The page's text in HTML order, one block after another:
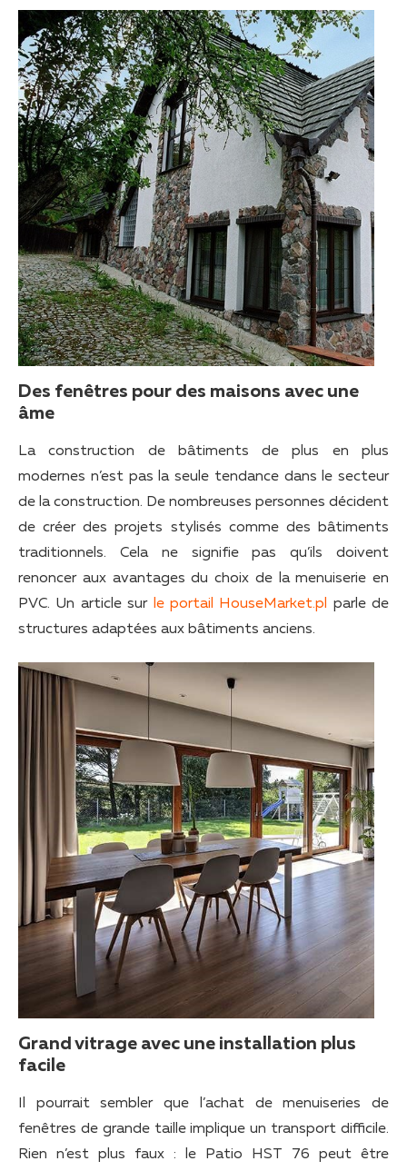
Des fenêtres pour des maisons avec une
âme
La construction de bâtiments de plus en plus
modernes n’est pas la seule tendance dans le secteur
de la construction. De nombreuses personnes décident
de créer des projets stylisés comme des bâtiments
traditionnels. Cela ne signifie pas qu’ils doivent
renoncer aux avantages du choix de la menuiserie en
PVC. Un article sur le portail HouseMarket.pl
parle de
structures adaptées aux bâtiments anciens.
Grand vitrage avec une installation plus
facile
Il pourrait sembler que l’achat de menuiseries de
fenêtres de grande taille implique un transport difficile.
Rien n’est plus faux : le Patio HST 76 peut être